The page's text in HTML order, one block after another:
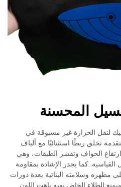
المحسنة
لنقل الحرارة غير مسبوقة في
تخلق ربطًا استثنائيًا مع ألياف
الحواف وتقشر الطبقات، وهي
كما يجدر الإشادة بمقاومة
مظهره وسلامته البنائية بعدة دورات
الطلاء الخاص بهبه باهت اللون